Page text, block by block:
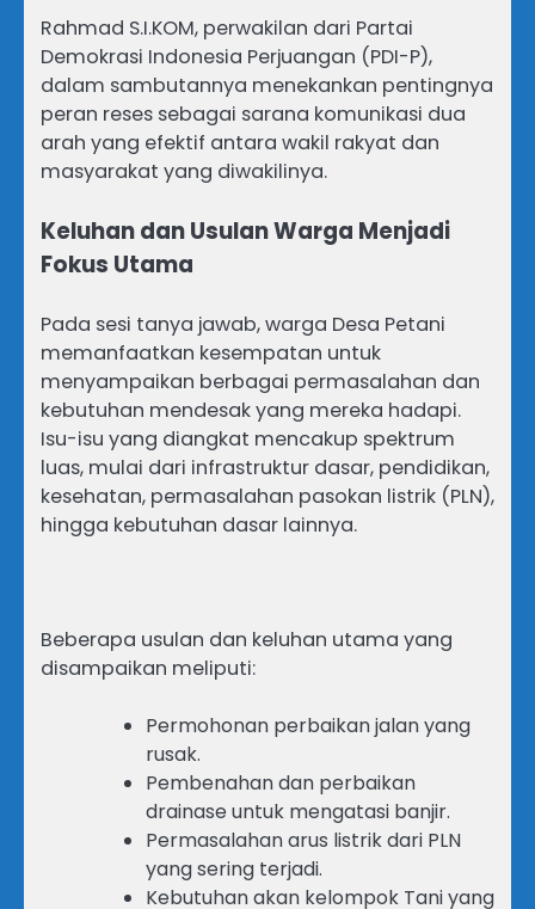
Rahmad S.I.KOM, perwakilan dari Partai
Demokrasi Indonesia Perjuangan (PDI-P),
dalam sambutannya menekankan pentingnya
peran reses sebagai sarana komunikasi dua
arah yang efektif antara wakil rakyat dan
masyarakat yang diwakilinya.
Keluhan dan Usulan Warga Menjadi
Fokus Utama
Pada sesi tanya jawab, warga Desa Petani
memanfaatkan kesempatan untuk
menyampaikan berbagai permasalahan dan
kebutuhan mendesak yang mereka hadapi.
Isu-isu yang diangkat mencakup spektrum
luas, mulai dari infrastruktur dasar, pendidikan,
kesehatan, permasalahan pasokan listrik (PLN),
hingga kebutuhan dasar lainnya.
Beberapa usulan dan keluhan utama yang
disampaikan meliputi:
Permohonan perbaikan jalan yang
rusak.
Pembenahan dan perbaikan
drainase untuk mengatasi banjir.
Permasalahan arus listrik dari PLN
yang sering terjadi.
Kebutuhan akan kelompok Tani yang